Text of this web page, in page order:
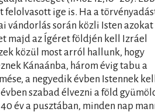
felolvasott ige is. Ha a
vándorlás során közli Isten azokat
majd az Ígéret földjén kell Izráel
közül most arról hallunk, hogy
Kánaánba, három évig tabu a
a negyedik évben Istennek
évben szabad élvezni a föld
év a pusztában, minden nap